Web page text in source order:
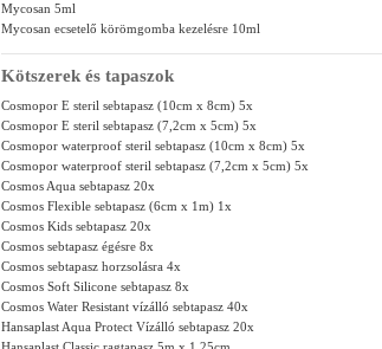
Mycosan 5ml
Mycosan ecsetelő körömgomba kezelésre 10ml
Kötszerek és tapaszok
Cosmopor E steril sebtapasz (10cm x 8cm) 5x
Cosmopor E steril sebtapasz (7,2cm x 5cm) 5x
Cosmopor waterproof steril sebtapasz (10cm x 8cm) 5x
Cosmopor waterproof steril sebtapasz (7,2cm x 5cm) 5x
Cosmos Aqua sebtapasz 20x
Cosmos Flexible sebtapasz (6cm x 1m) 1x
Cosmos Kids sebtapasz 20x
Cosmos sebtapasz égésre 8x
Cosmos sebtapasz horzsolásra 4x
Cosmos Soft Silicone sebtapasz 8x
Cosmos Water Resistant vízálló sebtapasz 40x
Hansaplast Aqua Protect Vízálló sebtapasz 20x